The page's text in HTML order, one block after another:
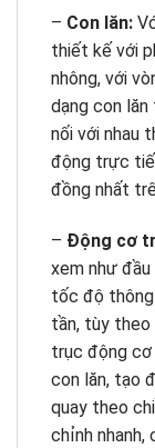
– Con lăn:
thiết kế với
nhông, với
dạng con
nối với nhau
động trực
đồng nhất
– Động cơ
xem như
tốc độ thông
tần, tùy
trục động cơ
con lăn, tạo
quay theo
chỉnh nhanh,